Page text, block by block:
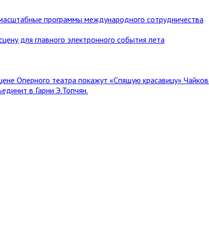
программы международного сотрудничества
для главного электронного события лета
Оперного театра покажут «Спящую красавицу»
в Гарни Э.Топчян.